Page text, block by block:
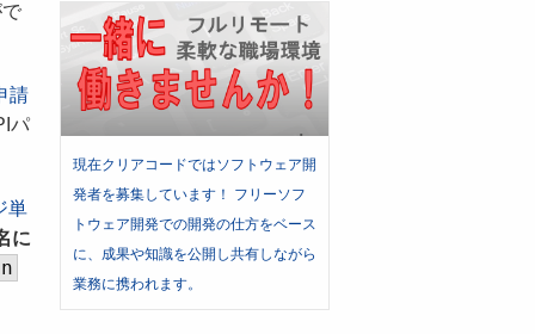
請
パ
単
に
現在クリアコードではソフトウェア開
発者を募集しています！ フリーソフ
トウェア開発での開発の仕方をベース
に、成果や知識を公開し共有しながら
業務に携われます。